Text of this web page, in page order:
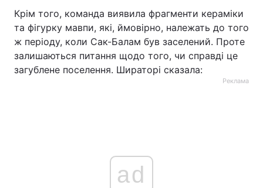
Крім того, команда виявила фрагменти кераміки
та фігурку мавпи, які, ймовірно, належать до того
ж періоду, коли Сак-Балам був заселений. Проте
залишаються питання щодо того, чи справді це
загублене поселення. Шираторі сказала:
Реклама
ad